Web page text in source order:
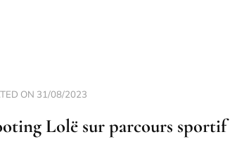
ON 31/08/2023
Lolë sur parcours sportif